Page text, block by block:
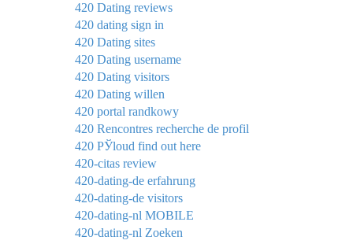
420 Dating reviews
420 dating sign in
420 Dating sites
420 Dating username
420 Dating visitors
420 Dating willen
420 portal randkowy
420 Rencontres recherche de profil
420 РЎloud find out here
420-citas review
420-dating-de erfahrung
420-dating-de visitors
420-dating-nl MOBILE
420-dating-nl Zoeken